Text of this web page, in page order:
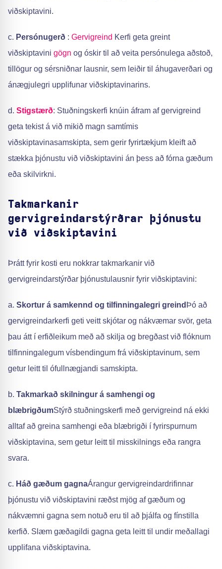
viðskiptavini.
c. Persónugerð : Gervigreind Kerfi geta greint
viðskiptavini gögn og óskir til að veita persónulega aðstoð,
tillögur og sérsniðnar lausnir, sem leiðir til áhugaverðari og
ánægjulegri upplifunar viðskiptavinarins.
d. Stigstærð: Stuðningskerfi knúin áfram af gervigreind
geta tekist á við mikið magn samtímis
viðskiptavinasamskipta, sem gerir fyrirtækjum kleift að
stækka þjónustu við viðskiptavini án þess að fórna gæðum
eða skilvirkni.
Takmarkanir
gervigreindarstýrðrar þjónustu
við viðskiptavini
Þrátt fyrir kosti eru nokkrar takmarkanir við
gervigreindarstýrðar þjónustulausnir fyrir viðskiptavini:
a. Skortur á samkennd og tilfinningalegri greind Þó að
gervigreindarkerfi geti veitt skjótar og nákvæmar svör, geta
þau átt í erfiðleikum með að skilja og bregðast við flóknum
tilfinningalegum vísbendingum frá viðskiptavinum, sem
getur leitt til ófullnægjandi samskipta.
b. Takmarkað skilningur á samhengi og
blæbrigðumStýrð stuðningskerfi með gervigreind ná ekki
alltaf að greina samhengi eða blæbrigði í fyrirspurnum
viðskiptavina, sem getur leitt til misskilnings eða rangra
svara.
c. Háð gæðum gagnaÁrangur gervigreindardrifinnar
þjónustu við viðskiptavini ræðst mjög af gæðum og
nákvæmni gagna sem notuð eru til að þjálfa og fínstilla
kerfið. Slæm gæðagildi gagna geta leitt til undir meðallagi
upplifana viðskiptavina.